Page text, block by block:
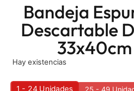
Bandeja
Descartable
33x40cm
Hay existencias
1 - 24 Unidades